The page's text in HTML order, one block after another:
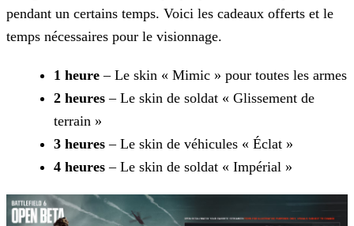
pendant un certains temps. Voici les cadeaux offerts et le
temps nécessaires pour le visionnage.
1 heure – Le skin « Mimic » pour toutes les armes
2 heures – Le skin de soldat « Glissement de
terrain »
3 heures – Le skin de véhicules « Éclat »
4 heures – Le skin de soldat « Impérial »